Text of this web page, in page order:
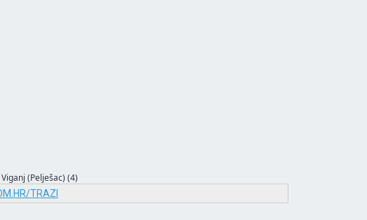
Viganj (Pelješac) (4)
TRAZI